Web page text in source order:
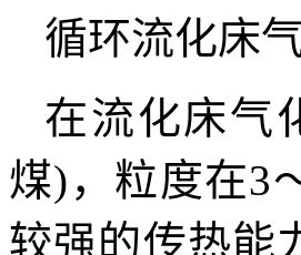
循环流化床
在流化床气
煤)，粒度在3
较强的传热能